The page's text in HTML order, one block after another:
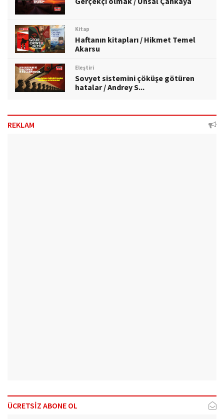
Kitap
Haftanın kitapları / Hikmet Temel
Akarsu
Eleştiri
Sovyet sistemini çöküşe götüren
hatalar / Andrey S...
REKLAM
ÜCRETSİZ ABONE OL